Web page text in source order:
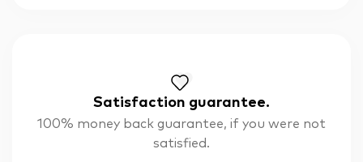
Satisfaction guarantee.
100% money back guarantee, if you were not
satisfied.